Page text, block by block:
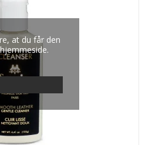
at du får den